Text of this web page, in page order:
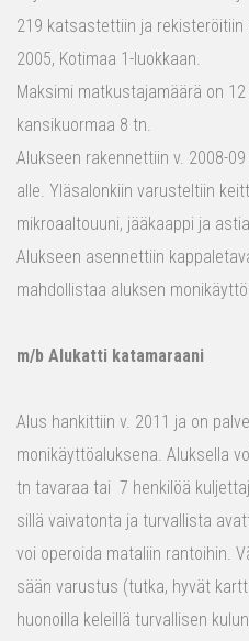
219 katsastettiin ja rekisteröitiin
2005, Kotimaa 1-luokkaan.
Maksimi matkustajamäärä on
kansikuormaa 8 tn.
Alukseen rakennettiin v. 2008-
alle. Yläsalonkiin varusteltiin
mikroaaltouuni, jääkaappi ja
Alukseen asennettiin
mahdollistaa aluksen
m/b Alukatti katamaraani
Alus hankittiin v. 2011 ja on
monikäyttöaluksena. Aluksella
tn tavaraa tai 7 henkilöä
sillä vaivatonta ja turvallista
voi operoida mataliin rantoihin.
sään varustus (tutka, hyvät
huonoilla keleillä turvallisen